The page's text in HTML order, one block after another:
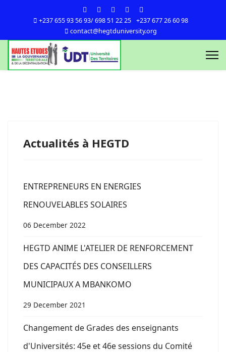
+237 655 93 56 93/ 698 51 22 25
+237 677 26 60 98
contact@hegtduniversity.org
Actualités à HEGTD
ENTREPRENEURS EN ENERGIES
RENOUVELABLES SOLAIRES
06 December 2022
HEGTD ANIME L'ATELIER DE RENFORCEMENT
DES CAPACITÉS DES CONSEILLERS
MUNICIPAUX A MBANKOMO
29 December 2021
Changement de Grades des enseignants
d'Universités: 45e et 46e sessions du Comité